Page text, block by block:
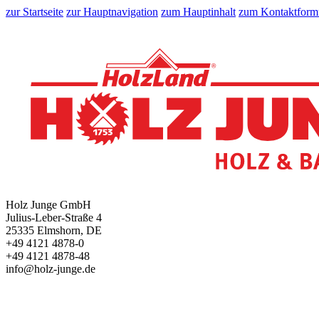
zur Startseite zur Hauptnavigation zum Hauptinhalt zum
Holz Junge GmbH
Julius-Leber-Straße 4
25335 Elmshorn, DE
+49 4121 4878-0
+49 4121 4878-48
info@holz-junge.de